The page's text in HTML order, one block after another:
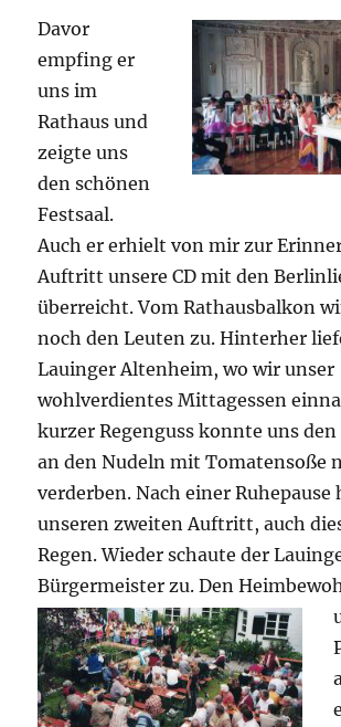
Davor
empfing er
uns im
Rathaus und
zeigte uns
den schönen
Festsaal.
Auch er erhielt von mir zur
Auftritt unsere CD mit den
überreicht. Vom Rathausbalkon
noch den Leuten zu. Hinterher
Lauinger Altenheim, wo wir unser
wohlverdientes Mittagessen
kurzer Regenguss konnte uns den
an den Nudeln mit Tomatensoße
verderben. Nach einer
unseren zweiten Auftritt, auch
Regen. Wieder schaute der
Bürgermeister zu. Den